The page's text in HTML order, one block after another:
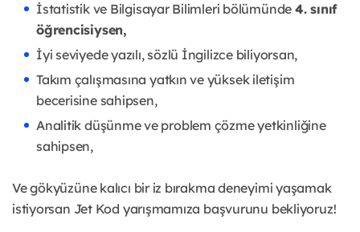
İstatistik ve Bilgisayar Bilimleri bölümünde 4. sınıf
öğrencisiysen,
İyi seviyede yazılı, sözlü İngilizce biliyorsan,
Takım çalışmasına yatkın ve yüksek iletişim
becerisine sahipsen,
Analitik düşünme ve problem çözme yetkinliğine
sahipsen,
Ve gökyüzüne kalıcı bir iz bırakma deneyimi yaşamak
istiyorsan Jet Kod yarışmamıza başvurunu bekliyoruz!